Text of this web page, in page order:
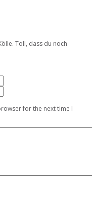
Toll, dass du noch
for the next time I